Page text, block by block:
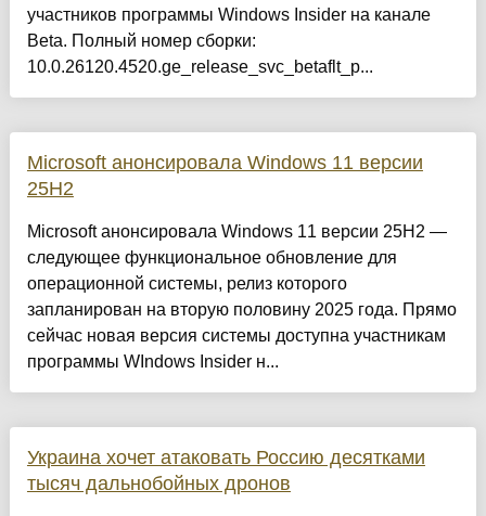
участников программы Windows Insider на канале
Beta. Полный номер сборки:
10.0.26120.4520.ge_release_svc_betaflt_p...
Microsoft анонсировала Windows 11 версии
25H2
Microsoft анонсировала Windows 11 версии 25H2 —
следующее функциональное обновление для
операционной системы, релиз которого
запланирован на вторую половину 2025 года. Прямо
сейчас новая версия системы доступна участникам
программы WIndows Insider н...
Украина хочет атаковать Россию десятками
тысяч дальнобойных дронов